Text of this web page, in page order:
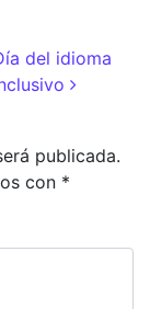
del idioma
publicada.
con *